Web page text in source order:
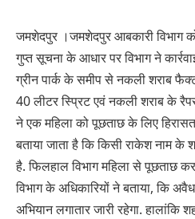
जमशेदपुर ।जमशेदपुर आबकारी विभाग
गुप्त सूचना के आधार पर विभाग ने
ग्रीन पार्क के समीप से नकली शराब
40 लीटर स्प्रिट एवं नकली शराब के
ने एक महिला को पूछताछ के लिए
बताया जाता है कि किसी राकेश नाम के
है. फिलहाल विभाग महिला से पूछताछ
विभाग के अधिकारियों ने बताया, कि
अभियान लगातार जारी रहेगा. हालांकि